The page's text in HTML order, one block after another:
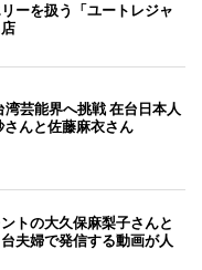
ーを扱う「ユートレジャ
芸能界へ挑戦 在台日本人
んと佐藤麻衣さん
トの大久保麻梨子さんと
夫婦で発信する動画が人